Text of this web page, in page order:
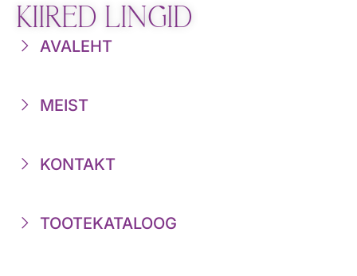
KIIRED LINGID
AVALEHT
MEIST
KONTAKT
TOOTEKATALOOG